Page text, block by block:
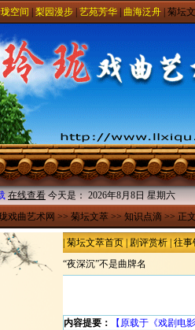
空间 梨园漫步 艺苑芳华 曲海泛舟 菊坛
在线查看今天是：2026年8月8日 星期六
戏曲艺术网>>菊坛文萃>>知识点滴>> 正
菊坛文萃首页 剧评赏析 往
“夜深沉”不是曲牌名
内容提要：
【原载于《戏剧电